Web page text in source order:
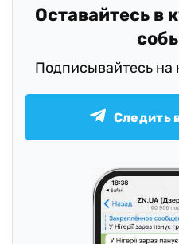
Оставайтесь в
Подписывайтесь на
Следить